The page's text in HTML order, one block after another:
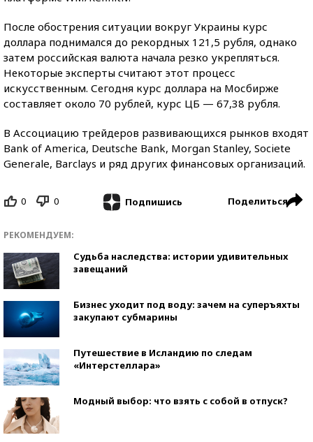
После обострения ситуации вокруг Украины курс
доллара поднимался до рекордных 121,5 рубля, однако
затем российская валюта начала резко укрепляться.
Некоторые эксперты считают этот процесс
искусственным. Сегодня курс доллара на Мосбирже
составляет около 70 рублей, курс ЦБ — 67,38 рубля.
В Ассоциацию трейдеров развивающихся рынков входят
Bank of America, Deutsche Bank, Morgan Stanley, Societe
Generale, Barclays и ряд других финансовых организаций.
0 0 Подпишись Поделиться
РЕКОМЕНДУЕМ:
Судьба наследства: истории удивительных
завещаний
Бизнес уходит под воду: зачем на суперъяхты
закупают субмарины
Путешествие в Исландию по следам
«Интерстеллара»
Модный выбор: что взять с собой в отпуск?